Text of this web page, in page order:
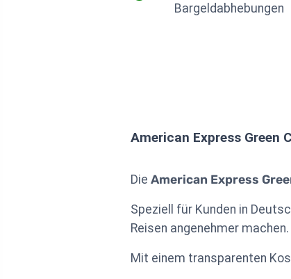
Bargeldabhebungen
American Express Green
Die American Express
Speziell für Kunden in
Reisen angenehmer machen.
Mit einem transparenten